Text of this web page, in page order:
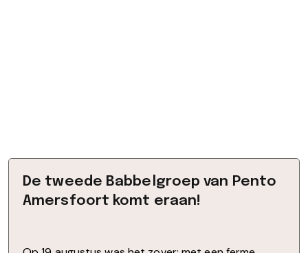
De tweede Babbelgroep van Pento
Amersfoort komt eraan!